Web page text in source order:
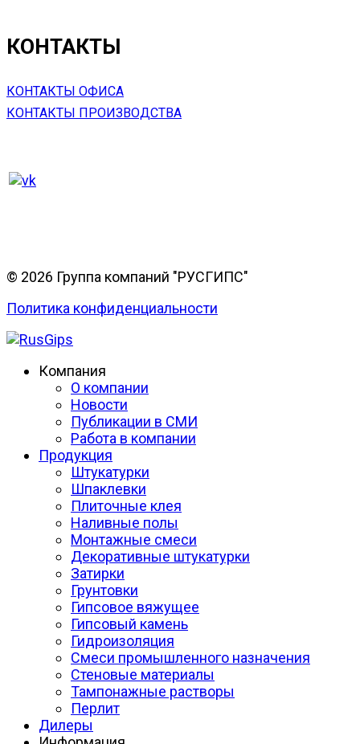
КОНТАКТЫ
КОНТАКТЫ ОФИСА
КОНТАКТЫ ПРОИЗВОДСТВА
© 2026 Группа компаний "РУСГИПС"
Политика конфиденциальности
Компания
О компании
Новости
Публикации в СМИ
Работа в компании
Продукция
Штукатурки
Шпаклевки
Плиточные клея
Наливные полы
Монтажные смеси
Декоративные штукатурки
Затирки
Грунтовки
Гипсовое вяжущее
Гипсовый камень
Гидроизоляция
Смеси промышленного назначения
Стеновые материалы
Тампонажные растворы
Перлит
Дилеры